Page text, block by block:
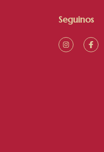
Seguinos